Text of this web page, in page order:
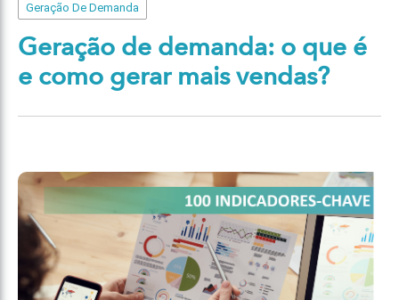
Geração De Demanda
Geração de demanda: o que é
e como gerar mais vendas?